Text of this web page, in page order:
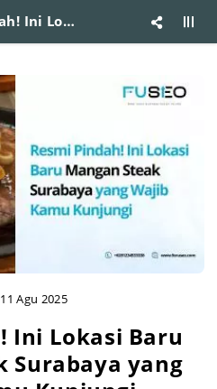
Resmi Pindah! Ini Lokasi Baru Mangan Steak Surabaya yang Wajib Kamu Kunjungi
Agu 2025
Ini Lokasi Baru
Surabaya yang